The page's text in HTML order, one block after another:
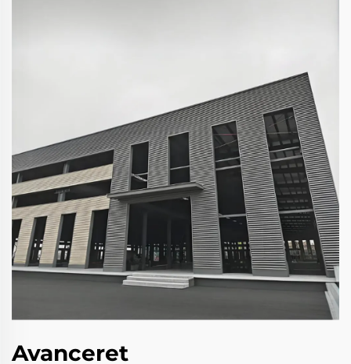
Avanceret